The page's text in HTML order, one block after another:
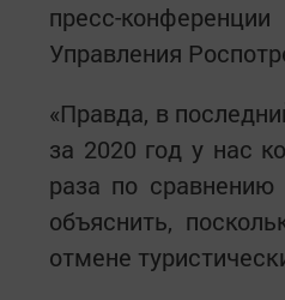
пресс-
Управления
«Правда, в
за 2020 год у нас
раза по
объяснить,
отмене